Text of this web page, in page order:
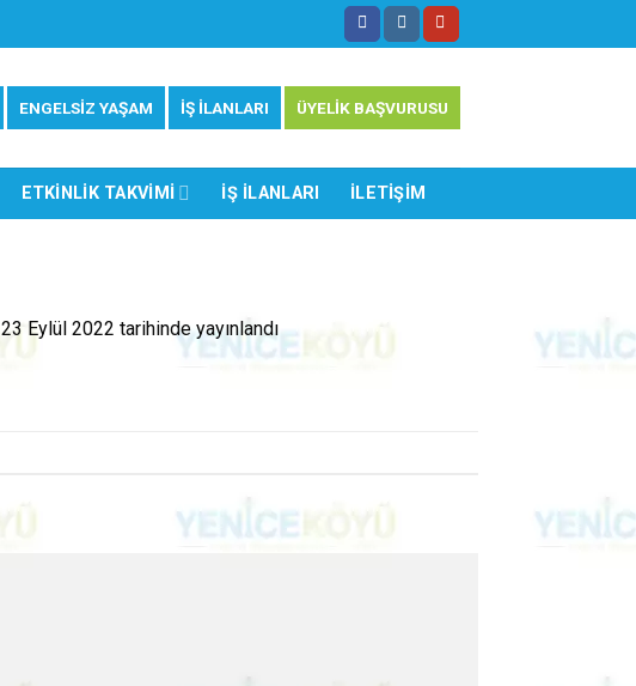
ENGELSİZ YAŞAM İŞ İLANLARI ÜYELİK BAŞVURUSU
ETKINLIK TAKVIMI İŞ İLANLARI İLETIŞIM
23 Eylül 2022 tarihinde yayınlandı